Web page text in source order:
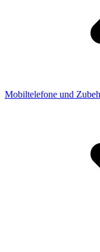
Mobiltelefone und